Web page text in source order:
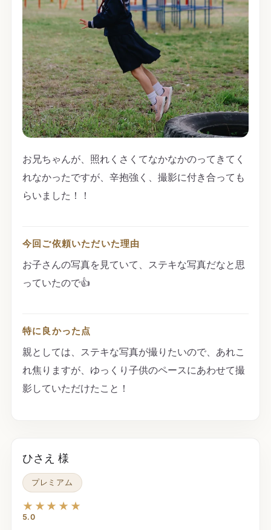
お兄ちゃんが、照れくさくてなかなかのってきてく
れなかったですが、辛抱強く、撮影に付き合っても
らいました！！
今回ご依頼いただいた理由
お子さんの写真を見ていて、ステキな写真だなと思
っていたので👍
特に良かった点
親としては、ステキな写真が撮りたいので、あれこ
れ焦りますが、ゆっくり子供のペースにあわせて撮
影していただけたこと！
ひさえ 様
プレミアム
★★★★★
5.0